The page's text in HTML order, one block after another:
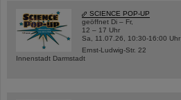
SCIENCE POP-UP
geöffnet Di – Fr,
12 – 17 Uhr
Sa, 11.07.26, 10:30-16:00 Uhr
Ernst-Ludwig-Str. 22
Innenstadt Darmstadt